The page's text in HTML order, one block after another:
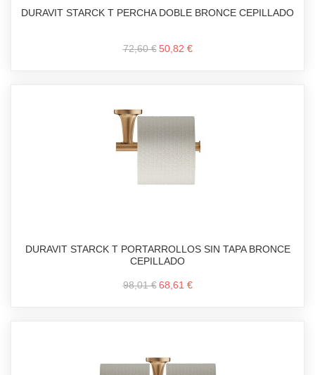
DURAVIT STARCK T PERCHA DOBLE BRONCE CEPILLADO
72,60 € 50,82 €
DURAVIT STARCK T PORTARROLLOS SIN TAPA BRONCE
CEPILLADO
98,01 € 68,61 €